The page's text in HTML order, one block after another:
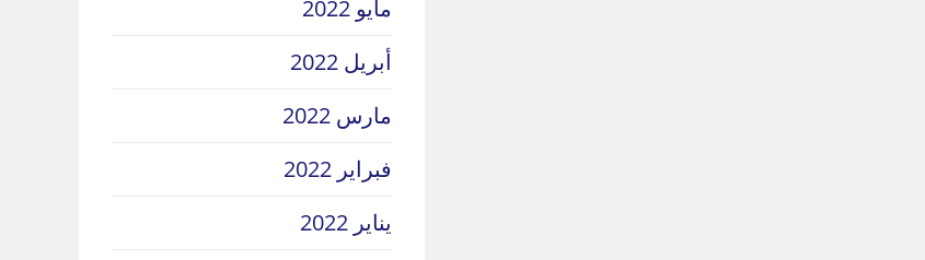
مايو 2022
أبريل 2022
مارس 2022
فبراير 2022
يناير 2022